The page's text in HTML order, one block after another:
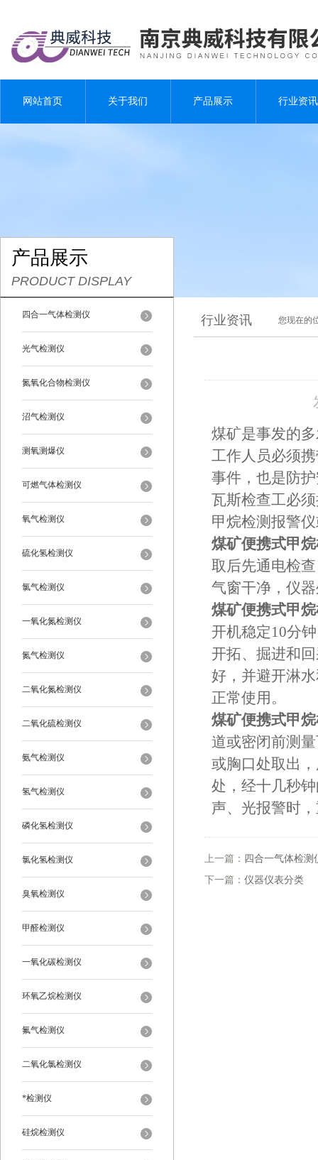
网站首页 关于我们 产品展示 行业资讯
产品展示
PRODUCT DISPLAY
四合一气体检测仪
光气检测仪
氮氧化合物检测仪
沼气检测仪
测氧测爆仪
可燃气体检测仪
氧气检测仪
硫化氢检测仪
氯气检测仪
一氧化氮检测仪
氮气检测仪
二氧化氮检测仪
二氧化硫检测仪
氨气检测仪
氢气检测仪
磷化氢检测仪
氯化氢检测仪
臭氧检测仪
甲醛检测仪
一氧化碳检测仪
环氧乙烷检测仪
氟气检测仪
二氧化氯检测仪
*检测仪
硅烷检测仪
行业资讯 您现在的
煤矿是事发的
工作人员必须
事件，也是防
瓦斯检查工必
甲烷检测报警
煤矿便携式甲
取后先通电检
气窗干净，仪
煤矿便携式甲
开机稳定10分
开拓、掘进和
好，并避开淋
正常使用。
煤矿便携式甲
道或密闭前测
或胸口处取出
处，经十几秒
声、光报警时
上一篇： 四合一气体检测
下一篇： 仪器仪表分类